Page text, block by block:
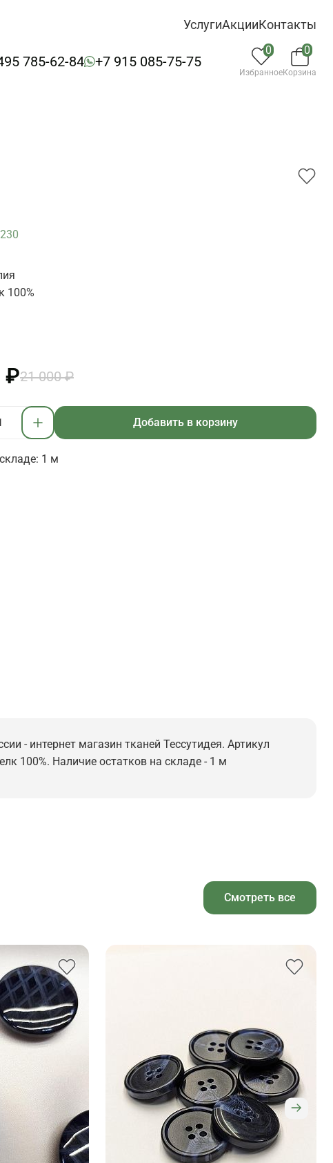
УслугиАкцииКонтакты
785-62-84 +7 915 085-75-75
0
Избранное
0
Корзина
100%
₽21 000 ₽
Добавить в корзину
1 м
- интернет магазин тканей Тессутидея. Артикул
100%. Наличие остатков на складе - 1 м
Смотреть все